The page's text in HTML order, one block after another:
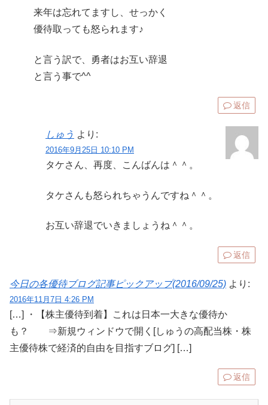
来年は忘れてますし、せっかく
優待取っても怒られます♪
と言う訳で、勇者はお互い辞退
と言う事で^^
返信
しゅう より:
2016年9月25日 10:10 PM
タケさん、再度、こんばんは＾＾。
タケさんも怒られちゃうんですね＾＾。
お互い辞退でいきましょうね＾＾。
返信
今日の各優待ブログ記事ピックアップ(2016/09/25) より:
2016年11月7日 4:26 PM
[…] ・【株主優待到着】これは日本一大きな優待か
も？ ⇒新規ウィンドウで開く[しゅうの高配当株・株
主優待株で経済的自由を目指すブログ] […]
返信